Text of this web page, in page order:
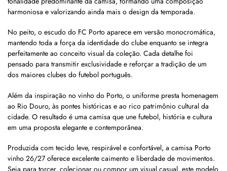
harmoniosa e valorizando ainda mais o design da temporada.
No peito, o escudo do FC Porto aparece em versão monocromática,
mantendo toda a força da identidade do clube enquanto se integra
perfeitamente ao conceito visual da coleção. Cada detalhe foi
pensado para transmitir exclusividade e reforçar a tradição de um
dos maiores clubes do futebol português.
Além da inspiração no vinho do Porto, o uniforme presta homenagem
ao Rio Douro, às pontes históricas e ao rico patrimônio cultural da
cidade. O resultado é uma camisa que une futebol, história e cultura
em uma proposta elegante e contemporânea.
Produzida com tecido leve, respirável e confortável, a camisa Porto
vinho 26/27 oferece excelente caimento e liberdade de movimentos.